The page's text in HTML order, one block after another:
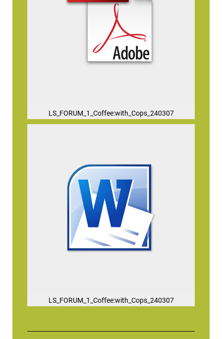
LS_FORUM_1_Coffee:with_Cops_240307
LS_FORUM_1_Coffee:with_Cops_240307